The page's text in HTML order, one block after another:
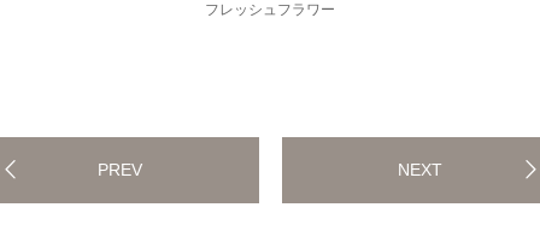
フレッシュフラワー
PREV NEXT